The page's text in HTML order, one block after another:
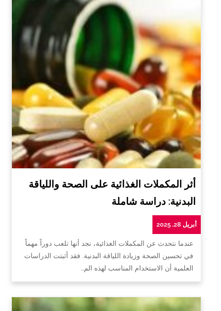
أثر المكملات الغذائية على الصحة واللياقة
البدنية: دراسة شاملة
أبريل 28, 2025
عندما نتحدث عن المكملات الغذائية، نجد أنها تلعب دوراً مهماً
في تحسين الصحة وزيادة اللياقة البدنية. فقد أثبتت الدراسات
العلمية أن الاستخدام المناسب لهذه الم…